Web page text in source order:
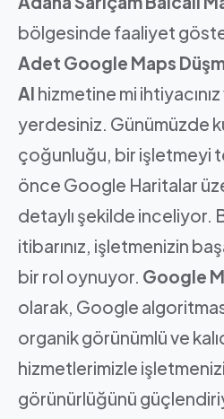
bölgesinde faaliyet
Adet Google Maps
Al hizmetine mi
yerdesiniz. Günümüzde
çoğunluğu, bir işletmeyi
önce Google Haritalar
detaylı şekilde inceliyor.
itibarınız, işletmenizin
bir rol oynuyor. Google
olarak, Google
organik görünümlü ve
hizmetlerimizle
görünürlüğünü